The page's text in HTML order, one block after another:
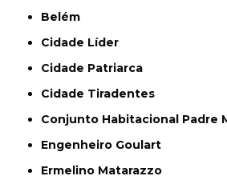
Belém
Cidade Líder
Cidade Patriarca
Cidade Tiradentes
Conjunto Habitacional Padre
Engenheiro Goulart
Ermelino Matarazzo